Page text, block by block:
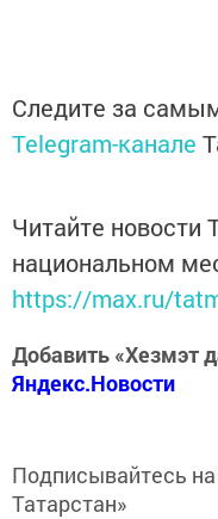
Следите за
Telegram-канале
Читайте новости
национальном
https://max.ru/
Добавить «Хезмэт
Яндекс.Новости
Подписывайтесь на
Татарстан»